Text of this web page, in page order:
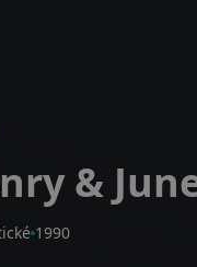
&
1990